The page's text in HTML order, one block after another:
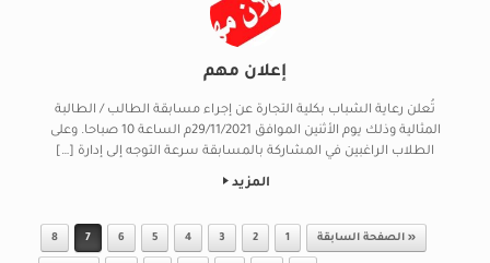
إعلان مهم
تُعلن رعاية الشباب بكلية التجارة عن إجراء مسابقة الطالب / الطالبة
المثالية وذلك يوم الأثنين الموافق 29/11/2021م الساعة 10 صباحا. وعلى
الطلاب الراغبين في المشاركة بالمسابقة سرعة التوجه إلى إدارة […]
المزيد
Post navigation
« الصفحة السابقة 1
2
3
4
5
6
7
8